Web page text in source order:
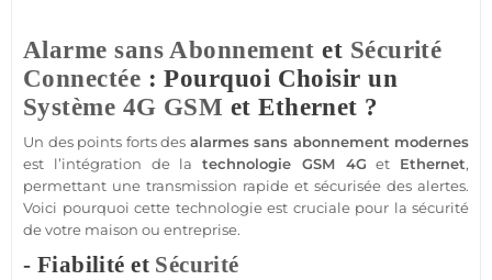
Alarme sans Abonnement et Sécurité
Connectée : Pourquoi Choisir un
Système 4G GSM et Ethernet ?
Un des points forts des alarmes sans abonnement modernes
est l’intégration de la technologie GSM 4G et Ethernet,
permettant une transmission rapide et sécurisée des alertes.
Voici pourquoi cette technologie est cruciale pour la sécurité
de votre maison ou entreprise.
- Fiabilité et Sécurité